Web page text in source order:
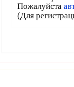
Пожалуйста
(Для